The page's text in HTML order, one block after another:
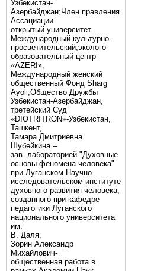
Узбекистан-
Азербайджан;Член правления
Ассациации
открытый университет
Международный культурно-
просветительский,эколого-
образовательный центр
«AZERI»,
Mеждународный женский
общественный Фонд Sharg
Аyoli,Общество Дружбы
Узбекистан-Азербайджан,
третейский Суд
«DIOTRITRON»-Узбекистан,
Ташкент,
Тамара Дмитриевна
Шубейкина –
зав. лабораторией "Духовные
основы феномена человека"
при Луганском Научно-
исследовательском институте
духовного развития человека,
созданного при кафедре
педагогики Луганского
национального университета
им.
В. Даля,
Зорин Александр
Михайлович-
общественная работа в